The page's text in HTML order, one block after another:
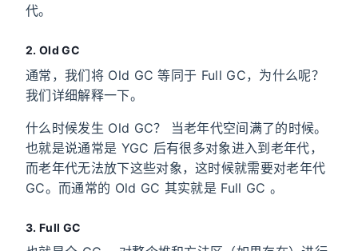
代。
2. Old GC
通常，我们将 Old GC 等同于 Full GC，为什么呢？
我们详细解释一下。
什么时候发生 Old GC？ 当老年代空间满了的时候。
也就是说通常是 YGC 后有很多对象进入到老年代，
而老年代无法放下这些对象，这时候就需要对老年代
GC。而通常的 Old GC 其实就是 Full GC 。
3. Full GC